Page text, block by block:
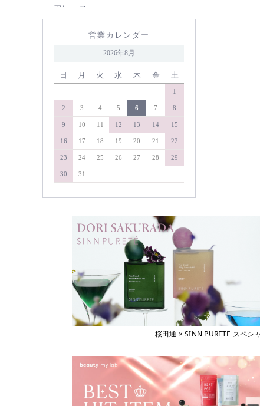
シュワルツコフ
自由が丘クリニック
shu uemura
ストレーニア
タマリス
タングルティーザー
ダイソン
ディアテック
デミコスメティクス
デルマドール
NAKAGAWA
NAKAMA-Lab
ナプラ
ピアセラボ
ビーファースト
ビューティーマイラボ
フィヨーレコスメティクス
フェスティノ
アレース
アンダーバープラス
アンドウェイビー
&WAVEY
YELLNESS
イロノワ
IRONOWA
ヴァリジョア
ウェーボ ジュカーラ
ウルティア
エイジア
エヴィ
エクスフリーク
エコウイン
エスタブリッシュ
ESTABLISHED
エックストリートメント
X TREATMENT
営業カレンダー
2026年8月
日 月 火 水 木 金 土
1
2 3 4 5 6 7 8
9 10 11 12 13 14 15
16 17 18 19 20 21 22
23 24 25 26 27 28 29
30 31
桜田通 × SINN PURETE スペシ